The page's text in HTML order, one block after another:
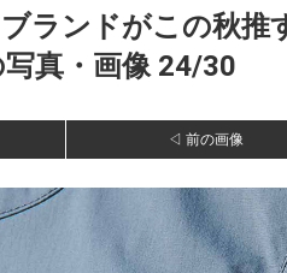
ランドがこの秋推
真・画像 24/30
◁ 前の画像